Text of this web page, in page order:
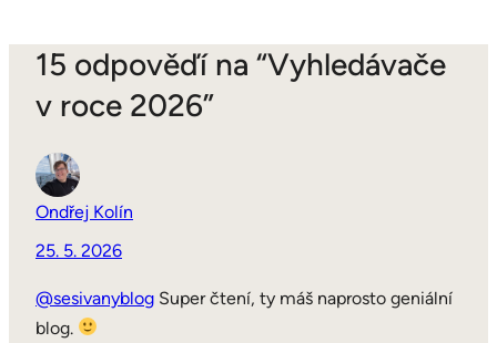
15 odpověďí na “Vyhledávače
v roce 2026”
Ondřej Kolín
25. 5. 2026
@sesivanyblog Super čtení, ty máš naprosto geniální
blog.